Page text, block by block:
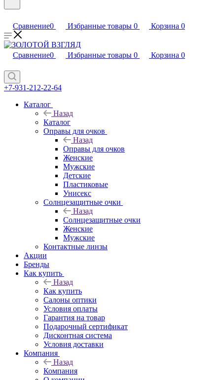
Сравнение0 Избранные товары 0 Корзина 0
Сравнение0 Избранные товары 0 Корзина 0
+7-931-212-22-64
Каталог
Назад
Каталог
Оправы для очков
Назад
Оправы для очков
Женские
Мужские
Детские
Пластиковые
Унисекс
Солнцезащитные очки
Назад
Солнцезащитные очки
Женские
Мужские
Контактные линзы
Акции
Бренды
Как купить
Назад
Как купить
Салоны оптики
Условия оплаты
Гарантия на товар
Подарочный сертификат
Дисконтная система
Условия доставки
Компания
Назад
Компания